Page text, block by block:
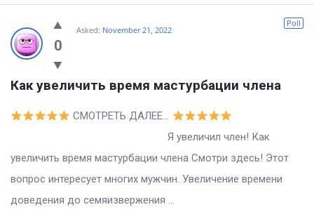
0
Poll
Asked: November 21, 2022
Как увеличить время мастурбации члена
СМОТРЕТЬ ДАЛЕЕ…
Я увеличил член! Как
увеличить время мастурбации члена Смотри здесь! Этот
вопрос интересует многих мужчин. Увеличение времени
доведения до семяизвержения ...